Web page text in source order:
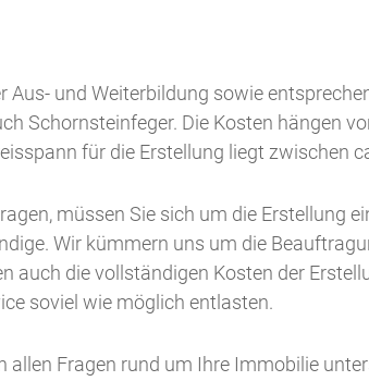
und Weiterbildung sowie
Schornsteinfeger. Die Kosten hängen
für die Erstellung liegt zwischen
müssen Sie sich um die Erstellung
Wir kümmern uns um die
die vollständigen Kosten der
soviel wie möglich entlasten.
Fragen rund um Ihre Immobilie